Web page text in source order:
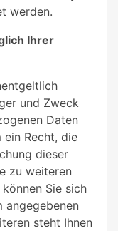
werden.
Ihrer
und Zweck
Daten
ein Recht, die
dieser
zu weiteren
Sie sich
angegebenen
steht Ihnen